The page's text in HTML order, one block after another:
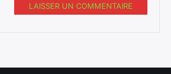
LAISSER UN COMMENTAIRE